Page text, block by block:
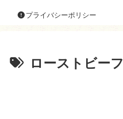
プライバシーポリシー
ローストビーフ